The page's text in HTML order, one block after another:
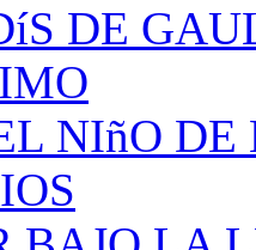
DE
NIñO DE